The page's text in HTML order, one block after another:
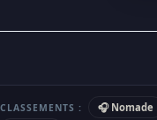
CLASSEMENTS : 🎧 Nomade